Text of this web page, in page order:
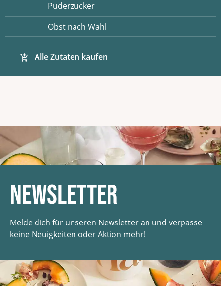
Puderzucker
Obst nach Wahl
Alle Zutaten kaufen
Newsletter
Melde dich für unseren Newsletter an und verpasse
keine Neuigkeiten oder Aktion mehr!